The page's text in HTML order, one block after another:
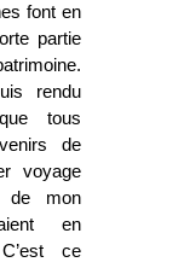
font en
partie
rendu
tous
de
voyage
de mon
en
ce